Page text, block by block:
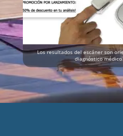
Los resultados del escáner son
diagnóstico